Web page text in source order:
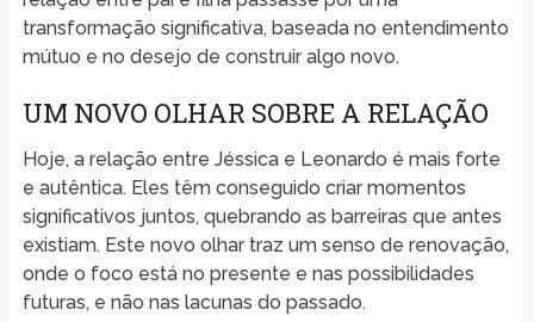
transformação significativa, baseada no entendimento
mútuo e no desejo de construir algo novo.
UM NOVO OLHAR SOBRE A RELAÇÃO
Hoje, a relação entre Jéssica e Leonardo é mais forte
e autêntica. Eles têm conseguido criar momentos
significativos juntos, quebrando as barreiras que antes
existiam. Este novo olhar traz um senso de renovação,
onde o foco está no presente e nas possibilidades
futuras, e não nas lacunas do passado.